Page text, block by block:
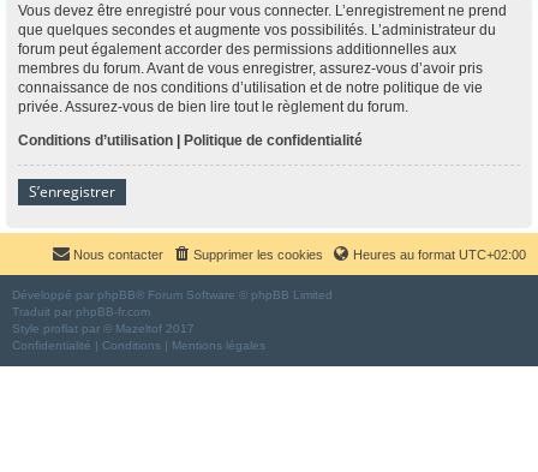
Vous devez être enregistré pour vous connecter. L’enregistrement ne prend
que quelques secondes et augmente vos possibilités. L’administrateur du
forum peut également accorder des permissions additionnelles aux
membres du forum. Avant de vous enregistrer, assurez-vous d’avoir pris
connaissance de nos conditions d’utilisation et de notre politique de vie
privée. Assurez-vous de bien lire tout le règlement du forum.
Conditions d’utilisation | Politique de confidentialité
S’enregistrer
Heures au format UTC+02:00
Supprimer les cookies
Nous contacter
Développé par phpBB® Forum Software © phpBB Limited
Traduit par phpBB-fr.com
Style proflat par © Mazeltof 2017
Confidentialité | Conditions | Mentions légales